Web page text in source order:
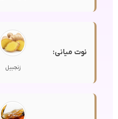
نوت میانی:
زنجبیل